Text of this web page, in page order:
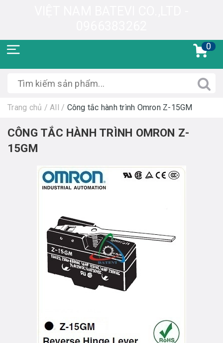
0
Trang chủ / All / Công tắc hành trình Omron Z-15GM
CÔNG TẮC HÀNH TRÌNH OMRON Z-
15GM